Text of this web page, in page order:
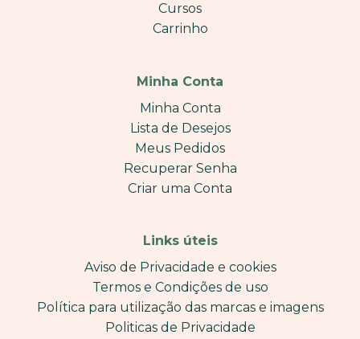
Cursos
Carrinho
Minha Conta
Minha Conta
Lista de Desejos
Meus Pedidos
Recuperar Senha
Criar uma Conta
Links úteis
Aviso de Privacidade e cookies
Termos e Condições de uso
Política para utilização das marcas e imagens
Politicas de Privacidade